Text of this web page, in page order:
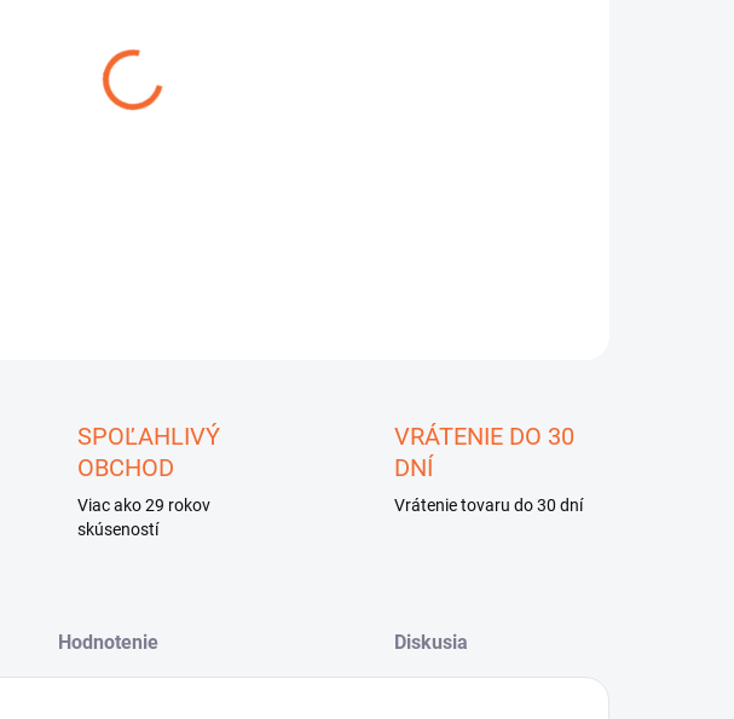
SPOĽAHLIVÝ
OBCHOD
Viac ako 29 rokov
skúseností
VRÁTENIE DO 30
DNÍ
Vrátenie tovaru do 30 dní
Hodnotenie Diskusia